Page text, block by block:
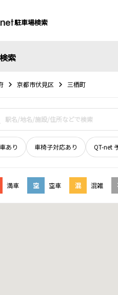
駐車場検索
索
京都市伏見区 三栖町
あり 車椅子対応あり QT-net
満車 空 空車 混 混雑